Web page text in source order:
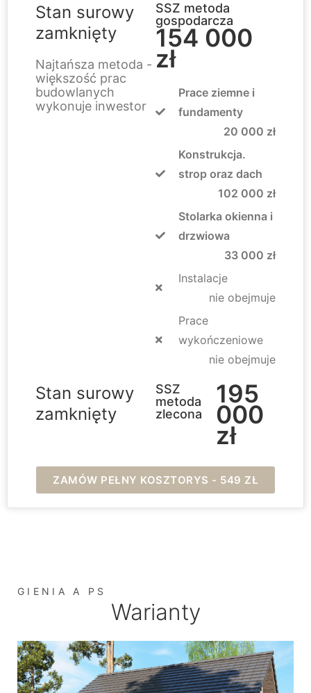
Stan surowy
zamknięty
Najtańsza metoda -
większość prac
budowlanych
wykonuje inwestor
SSZ metoda
gospodarcza
154 000
zł
Prace ziemne i
fundamenty
20 000 zł
Konstrukcja.
strop oraz dach
102 000 zł
Stolarka okienna i
drzwiowa
33 000 zł
Instalacje
nie obejmuje
Prace
wykończeniowe
nie obejmuje
Stan surowy
zamknięty
SSZ
metoda
zlecona
195
000
zł
ZAMÓW PEŁNY KOSZTORYS - 549 ZŁ
GIENIA A PS
Warianty